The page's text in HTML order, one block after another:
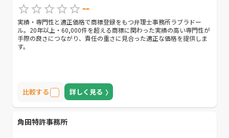
--
実績・専門性と適正価格で商標登録をもつ弁理士事務所ラブラドー
ル。20年以上・60,000件を超える商標に関わった実績の高い専門性が
手際の良さにつながり、責任の重さに見合った適正な価格を提供しま
す。
比較する 詳しく見る
角田特許事務所